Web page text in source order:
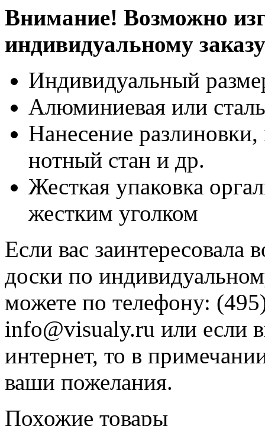
Внимание! Возможно
индивидуальному заказу
Индивидуальный
Алюминиевая или
Нанесение
нотный стан и др.
Жесткая упаковка
жестким уголком
Если вас заинтересовала
доски по
можете по телефону:
info@visualy.ru или если
интернет, то в
ваши пожелания.
Похожие товары